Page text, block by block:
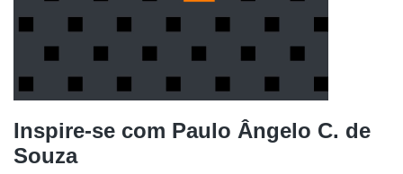
Inspire-se com Paulo Ângelo C. de
Souza